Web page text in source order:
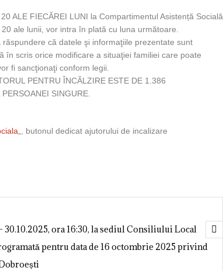
ALE FIECĂREI LUNI la Compartimentul Asistență Socială
ale lunii, vor intra în plată cu luna următoare.
că datele şi informaţiile prezentate sunt
în scris orice modificare a situaţiei familiei care poate
fi sancţionaţi conform legii.
PENTRU ÎNCĂLZIRE ESTE DE 1.386
SINGURE.
„, butonul dedicat ajutorului de incalizare
ora 16:30, la sediul Consiliului Local